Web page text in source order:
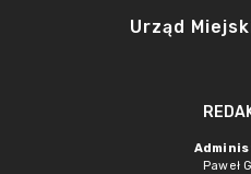
Urząd
Paweł